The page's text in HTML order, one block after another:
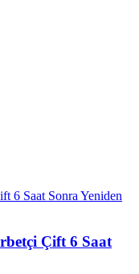
Çift 6 Saat